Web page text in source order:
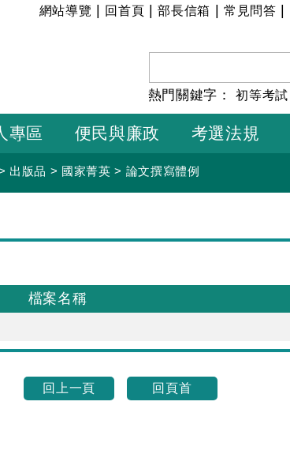
:::
網站導覽 回首頁 |部長信箱 常見問答
熱門關鍵字：初等考試
專區 便民與廉政 考選法規
出版品 > 國家菁英 > 論文撰寫體例
檔案名稱
回上一頁
回頁首